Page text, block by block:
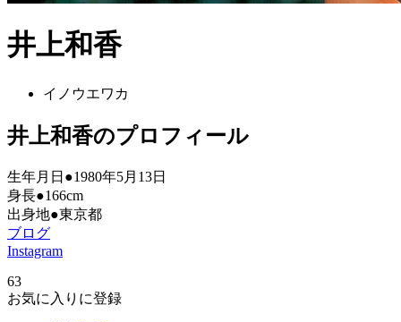
井上和香
イノウエワカ
井上和香のプロフィール
生年月日●1980年5月13日
身長●166cm
出身地●東京都
ブログ
Instagram
63
お気に入りに登録